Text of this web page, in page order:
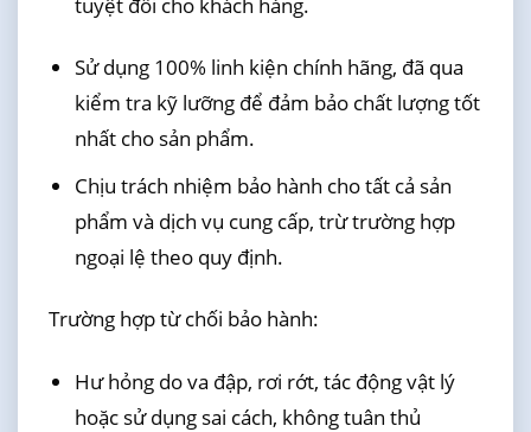
Sử dụng 100% linh kiện chính hãng, đã qua
kiểm tra kỹ lưỡng để đảm bảo chất lượng tốt
nhất cho sản phẩm.
Chịu trách nhiệm bảo hành cho tất cả sản
phẩm và dịch vụ cung cấp, trừ trường hợp
ngoại lệ theo quy định.
Trường hợp từ chối bảo hành:
Hư hỏng do va đập, rơi rớt, tác động vật lý
hoặc sử dụng sai cách, không tuân thủ